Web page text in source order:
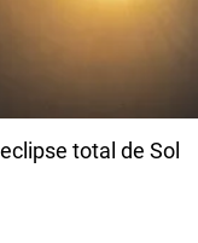
total de Sol